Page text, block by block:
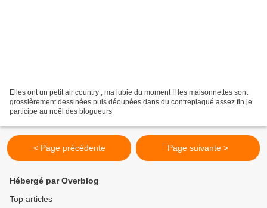
Elles ont un petit air country , ma lubie du moment !! les maisonnettes sont
grossièrement dessinées puis déoupées dans du contreplaqué assez fin je
participe au noël des blogueurs
< Page précédente Page suivante >
Hébergé par Overblog
Top articles